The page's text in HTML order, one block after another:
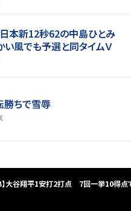
日本新12秒62の中島ひとみ
い風でも予選と同タイムＶ
勝ちで雪辱
】大谷翔平1安打2打点 7回一挙10得点